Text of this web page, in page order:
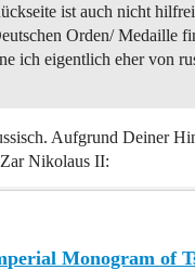
ist auch nicht
Orden/ Medaille
ich eigentlich eher von
Aufgrund Deiner
Nikolaus II:
Monogram of